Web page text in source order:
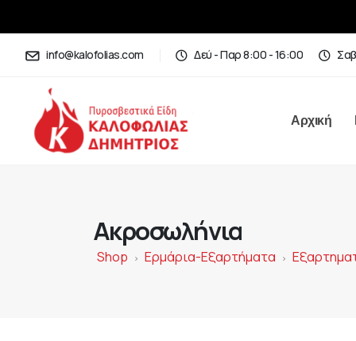
info@kalofolias.com Δεύ - Παρ 8:00 - 16:00
Αρχική
Ακροσωλήνια
Shop > Ερμάρια-Εξαρτήματα >